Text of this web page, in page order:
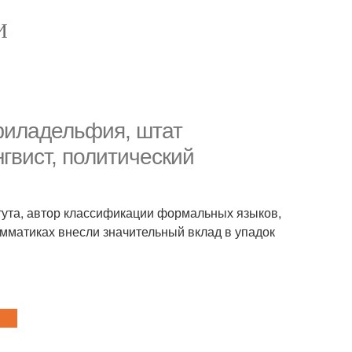
штат
политический
автор классификации формальных языков,
внесли значительный вклад в упадок